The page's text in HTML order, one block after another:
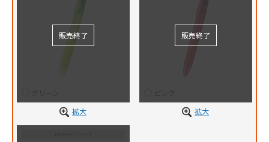
拡大
拡大